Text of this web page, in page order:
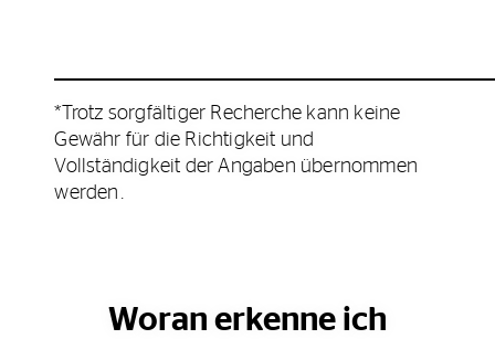
*Trotz sorgfältiger Recherche kann keine
Gewähr für die Richtigkeit und
Vollständigkeit der Angaben übernommen
werden.
Woran erkenne ich